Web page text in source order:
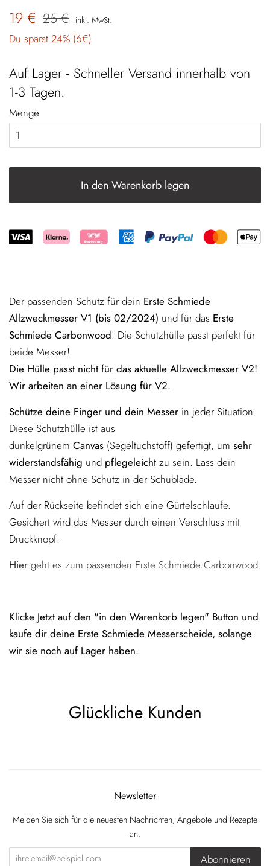
Normaler
19 € Sonderpreis
25 € inkl. MwSt.
Du sparst 24% (6€)
Auf Lager - Schneller Versand innerhalb von
1-3 Tagen.
Menge
In den Warenkorb legen
Der passenden Schutz für dein Erste Schmiede
Allzweckmesser V1 (bis 02/2024) und für das Erste
Schmiede Carbonwood! Die Schutzhülle passt perfekt für
beide Messer!
Die Hülle passt nicht für das aktuelle Allzweckmesser V2!
Wir arbeiten an einer Lösung für V2.
Schütze deine Finger und dein Messer in jeder Situation.
Diese Schutzhülle ist aus
dunkelgrünem Canvas (Segeltuchstoff) gefertigt, um sehr
widerstandsfähig und pflegeleicht zu sein. Lass dein
Messer nicht ohne Schutz in der Schublade.
Auf der Rückseite befindet sich eine Gürtelschlaufe.
Gesichert wird das Messer durch einen Verschluss mit
Druckknopf.
Hier geht es zum passenden Erste Schmiede Carbonwood.
Klicke Jetzt auf den "in den Warenkorb legen" Button und
kaufe dir deine Erste Schmiede Messerscheide, solange
wir sie noch auf Lager haben.
Glückliche Kunden
Newsletter
Melden Sie sich für die neuesten Nachrichten, Angebote und Rezepte
an.
Abonnieren